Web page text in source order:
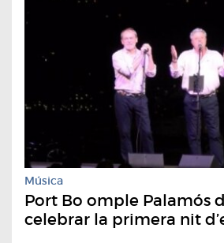
Música
Port Bo omple Palamós
celebrar la primera nit